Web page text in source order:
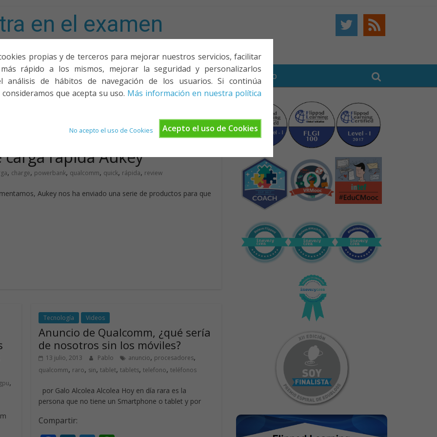
propias y de terceros para mejorar nuestros servicios, facilitar
rápido a los mismos, mejorar la seguridad y personalizarlos
análisis de hábitos de navegación de los usuarios. Si continúa
que acepta su uso. Más información en nuestra política
Acepto el uso de Cookies
No acepto el uso de Cookies
en el examen
PONENCIAS Y CURSOS ¿QUIÉNES SOMOS? YOUTUBE CONTACTO
rápida Aukey
, charge, powerbank, qualcomm, quick, rápida, review
Aukey nos ha enviado una serie de productos para que
gpu,
Tecnología Videos
Anuncio de Qualcomm, ¿qué sería
de nosotros sin los móviles?
13 julio, 2013 Pablo anuncio, procesadores,
qualcomm, raro, sin,tablet,tablets,telefono,teléfonos
por Galo Alcolea Alcolea Hoy en día rara es la
persona que no tiene un Smartphone o tablet y por
Compartir: